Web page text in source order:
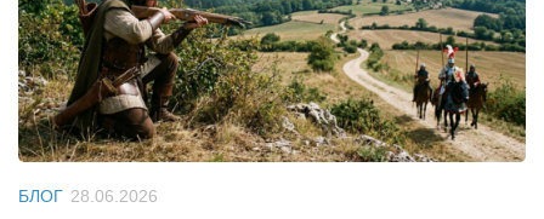
БЛОГ 28.06.2026